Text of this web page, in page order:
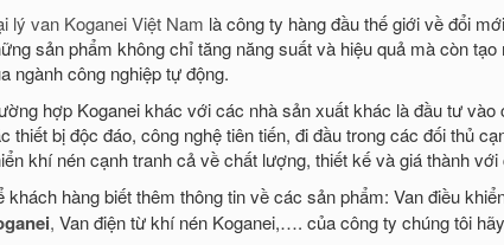
lý van Koganei Việt Nam là công ty hàng đầu thế giới về đổi
sản phẩm không chỉ tăng năng suất và hiệu quả mà còn
ngành công nghiệp tự động.
hợp Koganei khác với các nhà sản xuất khác là đầu tư
thiết bị độc đáo, công nghệ tiên tiến, đi đầu trong các đối thủ
khí nén cạnh tranh cả về chất lượng, thiết kế và giá thành
khách hàng biết thêm thông tin về các sản phẩm: Van điều
, Van điện từ khí nén Koganei,…. của công ty chúng tôi